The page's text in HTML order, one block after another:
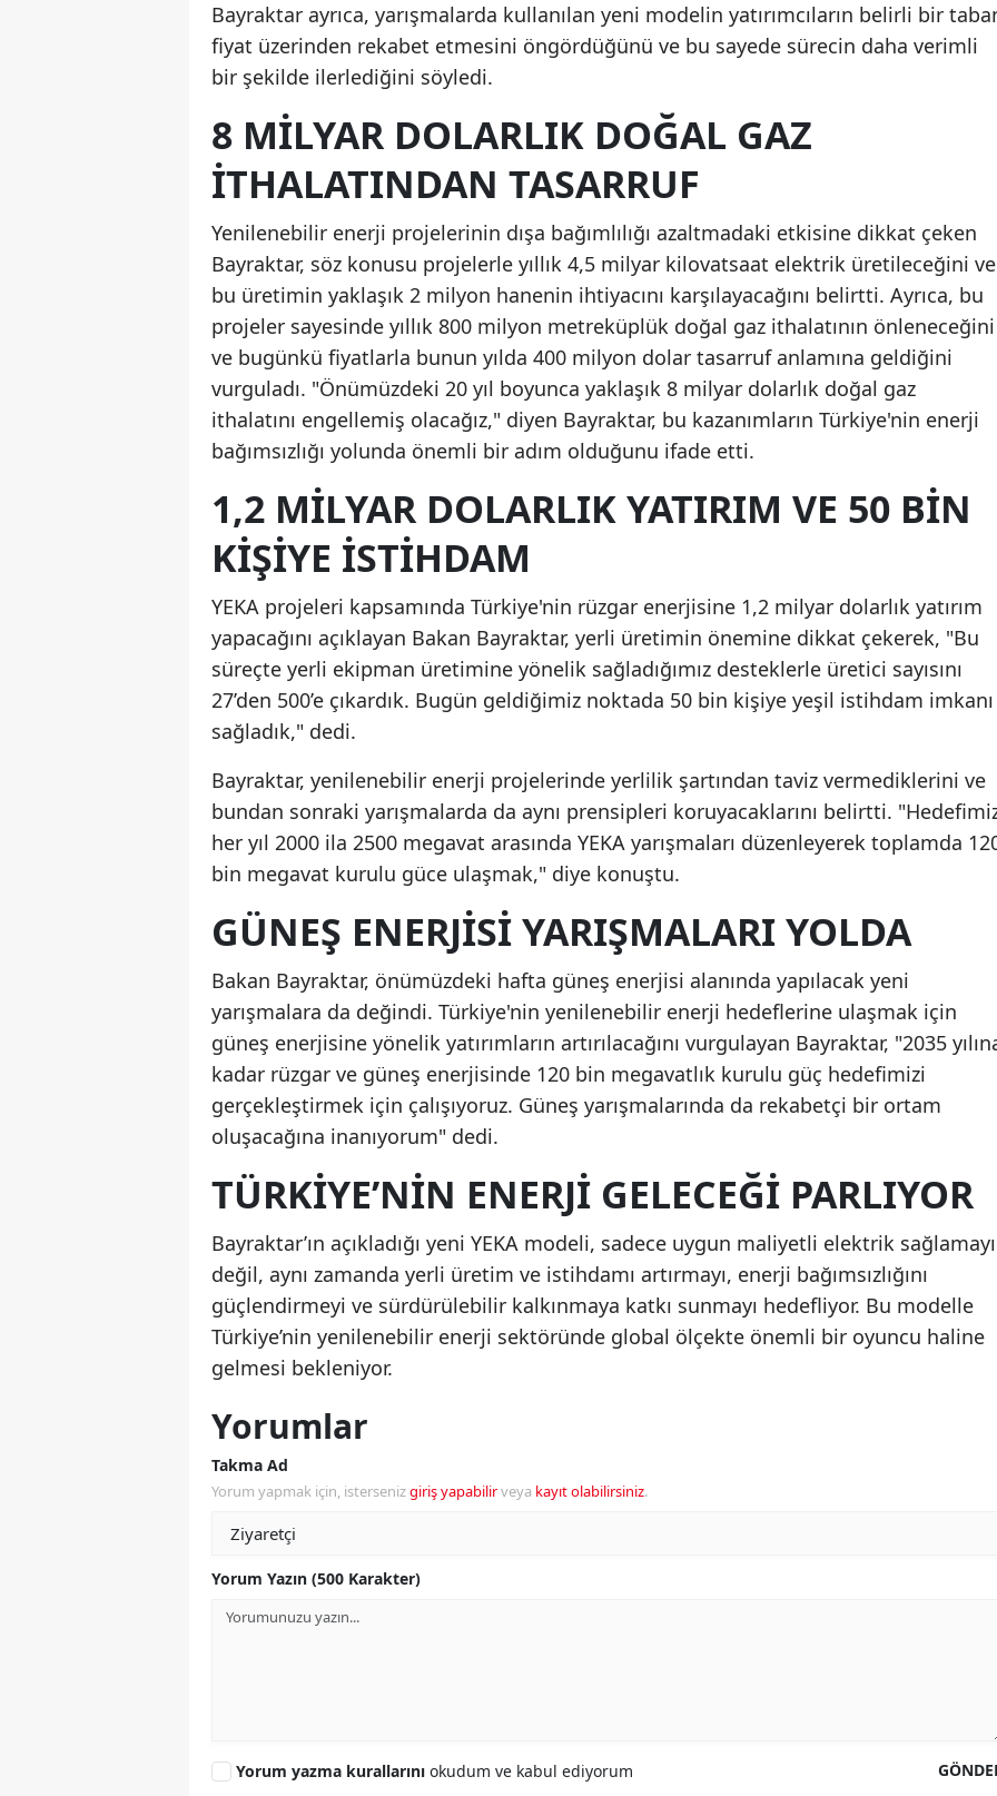
Bayraktar ayrıca, yarışmalarda kullanılan yeni modelin yatırımcıların belirli bir
fiyat üzerinden rekabet etmesini öngördüğünü ve bu sayede sürecin daha verimli
bir şekilde ilerlediğini söyledi.
8 MILYAR DOLARLIK DOĞAL GAZ
İTHALATINDAN TASARRUF
Yenilenebilir enerji projelerinin dışa bağımlılığı azaltmadaki etkisine dikkat çeken
Bayraktar, söz konusu projelerle yıllık 4,5 milyar kilovatsaat elektrik üretileceğini ve
bu üretimin yaklaşık 2 milyon hanenin ihtiyacını karşılayacağını belirtti. Ayrıca, bu
projeler sayesinde yıllık 800 milyon metreküplük doğal gaz ithalatının önleneceğini
ve bugünkü fiyatlarla bunun yılda 400 milyon dolar tasarruf anlamına geldiğini
vurguladı. "Önümüzdeki 20 yıl boyunca yaklaşık 8 milyar dolarlık doğal gaz
ithalatını engellemiş olacağız," diyen Bayraktar, bu kazanımların Türkiye'nin enerji
bağımsızlığı yolunda önemli bir adım olduğunu ifade etti.
1,2 MILYAR DOLARLIK YATIRIM VE 50 BIN
KIŞIYE İSTIHDAM
YEKA projeleri kapsamında Türkiye'nin rüzgar enerjisine 1,2 milyar dolarlık yatırım
yapacağını açıklayan Bakan Bayraktar, yerli üretimin önemine dikkat çekerek, "Bu
süreçte yerli ekipman üretimine yönelik sağladığımız desteklerle üretici sayısını
27’den 500’e çıkardık. Bugün geldiğimiz noktada 50 bin kişiye yeşil istihdam imkanı
sağladık," dedi.
Bayraktar, yenilenebilir enerji projelerinde yerlilik şartından taviz vermediklerini ve
bundan sonraki yarışmalarda da aynı prensipleri koruyacaklarını belirtti.
her yıl 2000 ila 2500 megavat arasında YEKA yarışmaları düzenleyerek toplamda
bin megavat kurulu güce ulaşmak," diye konuştu.
GÜNEŞ ENERJISI YARIŞMALARI YOLDA
Bakan Bayraktar, önümüzdeki hafta güneş enerjisi alanında yapılacak yeni
yarışmalara da değindi. Türkiye'nin yenilenebilir enerji hedeflerine ulaşmak için
güneş enerjisine yönelik yatırımların artırılacağını vurgulayan Bayraktar, "2035
kadar rüzgar ve güneş enerjisinde 120 bin megavatlık kurulu güç hedefimizi
gerçekleştirmek için çalışıyoruz. Güneş yarışmalarında da rekabetçi bir ortam
oluşacağına inanıyorum" dedi.
TÜRKIYE’NIN ENERJI GELECEĞI PARLIYOR
Bayraktar’ın açıkladığı yeni YEKA modeli, sadece uygun maliyetli elektrik sağlamayı
değil, aynı zamanda yerli üretim ve istihdamı artırmayı, enerji bağımsızlığını
güçlendirmeyi ve sürdürülebilir kalkınmaya katkı sunmayı hedefliyor. Bu modelle
Türkiye’nin yenilenebilir enerji sektöründe global ölçekte önemli bir oyuncu haline
gelmesi bekleniyor.
Yorumlar
Takma Ad
Yorum yapmak için, istersenizgiriş yapabilirveya kayıt olabilirsiniz.
Yorum Yazın (500 Karakter)
Yorum yazma kurallarını okudum ve kabul ediyorum